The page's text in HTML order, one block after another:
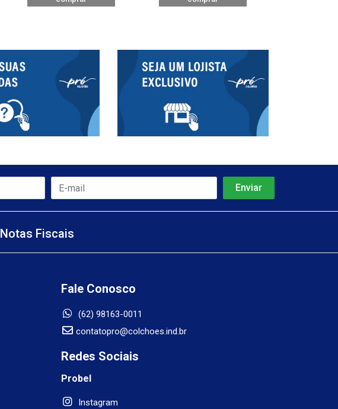
Notas Fiscais
Fale Conosco
(62) 98163-0011
contatopro@colchoes.ind.br
Redes Sociais
Probel
Instagram